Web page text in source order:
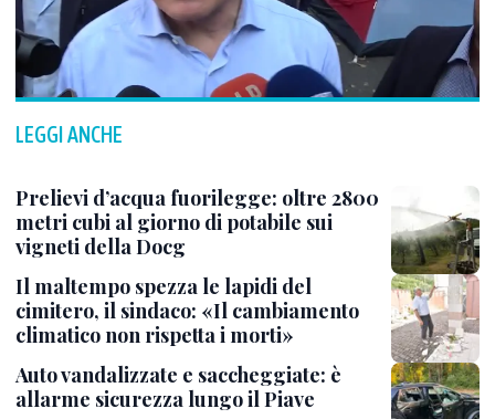
LEGGI ANCHE
Prelievi d’acqua fuorilegge: oltre 2800
metri cubi al giorno di potabile sui
vigneti della Docg
Il maltempo spezza le lapidi del
cimitero, il sindaco: «Il cambiamento
climatico non rispetta i morti»
Auto vandalizzate e saccheggiate: è
allarme sicurezza lungo il Piave